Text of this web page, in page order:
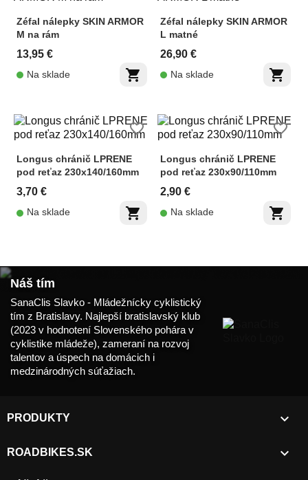
Zéfal nálepky SKIN ARMOR
M na rám
13,95 €
shopping_cart
Na sklade
Zéfal nálepky SKIN ARMOR
L matné
26,90 €
shopping_cart
Na sklade
Longus chránič LPRENE
pod reťaz 230x140/160mm
3,70 €
shopping_cart
Na sklade
favorite_border
Longus chránič LPRENE
pod reťaz 230x90/110mm
2,90 €
shopping_cart
Na sklade
favorite_border
Náš tím
SanaClis Slavko - Mládežnícky cyklistický
tím z Bratislavy. Najlepší bratislavský klub
(2023 v hodnotení Slovenského pohára v
cyklistike mládeže), zameraní na rozvoj
talentov a úspech na domácich i
medzinárodných súťažiach.
PRODUKTY 
ROADBIKES.SK 